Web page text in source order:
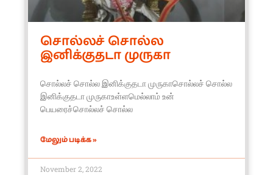
சொல்லச் சொல்ல
இனிக்குதடா முருகா
சொல்லச் சொல்ல இனிக்குதடா முருகாசொல்லச் சொல்ல
இனிக்குதடா முருகாஉள்ளமெல்லாம் உன்
பெயரைச்சொல்லச் சொல்ல
மேலும் படிக்க »
November 2, 2022